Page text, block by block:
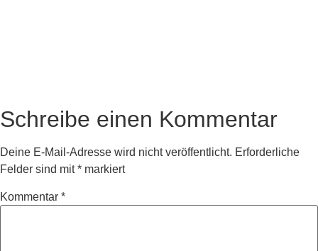
Schreibe einen Kommentar
Deine E-Mail-Adresse wird nicht veröffentlicht. Erforderliche
Felder sind mit* markiert
Kommentar *